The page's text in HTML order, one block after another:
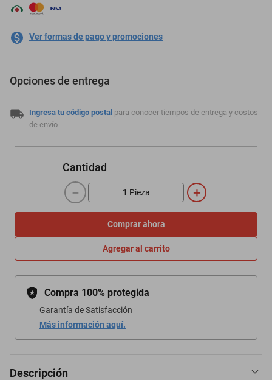
Ver formas de pago y promociones
Opciones de entrega
Ingresa tu código postal para conocer tiempos de entrega y costos
de envío
Cantidad
＋
－
Comprar ahora
Agregar al carrito
Compra 100% protegida
Garantía de Satisfacción
Más información aquí.
Descripción